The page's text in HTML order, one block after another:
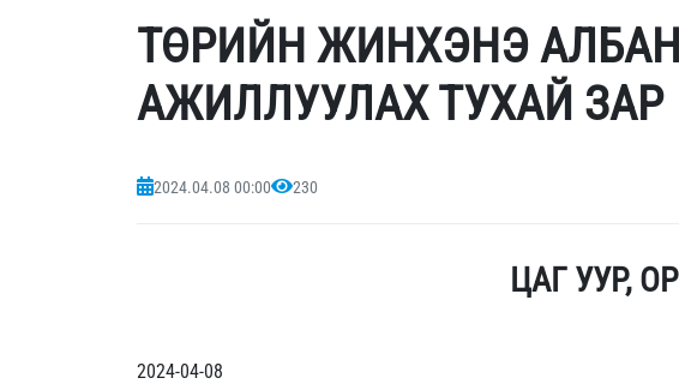
ТӨРИЙН ЖИНХЭНЭ
АЖИЛЛУУЛАХ ТУХАЙ ЗАР
2024.04.08 00:00 230
ЦАГ УУР,
2024-04-08